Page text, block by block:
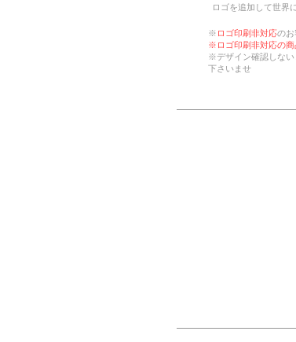
ロゴを追加して世界
​※ロゴ印刷非対応の
※ロゴ印刷非対応の商
※デザイン確認しない
下さいませ